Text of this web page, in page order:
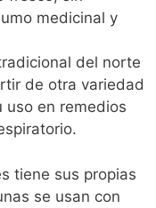
medicinal y
del norte
de otra variedad
uso en remedios
tiene sus propias
se usan con